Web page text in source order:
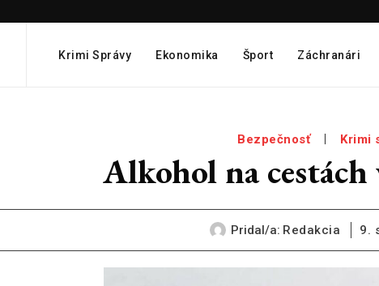
Krimi Správy Ekonomika Šport Záchranári
Bezpečnosť Krimi
Alkohol na
Pridal/a: Redakcia 9.